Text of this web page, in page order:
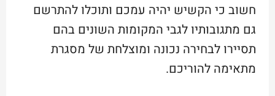
חשוב כי הקשיש יהיה עמכם ותוכלו להתרשם
גם מתגובותיו לגבי המקומות השונים בהם
תסיירו לבחירה נכונה ומוצלחת של מסגרת
מתאימה להוריכם.